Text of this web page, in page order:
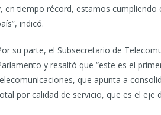
en tiempo récord, estamos
indicó.
su parte, el Subsecretario de
y resaltó que “este es el
que apunta a
por calidad de servicio, que es el eje